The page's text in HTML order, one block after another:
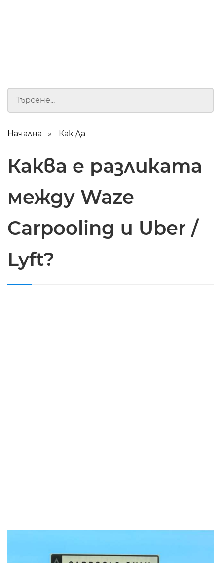
Начална Как Да
Каква е разликата
между Waze
Carpooling и Uber /
Lyft?